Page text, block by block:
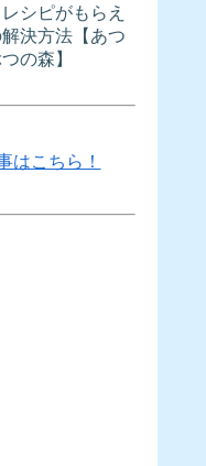
シピがもらえ
決方法【あつ
の森】
はこちら！